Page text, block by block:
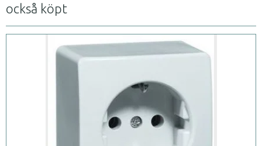
också köpt